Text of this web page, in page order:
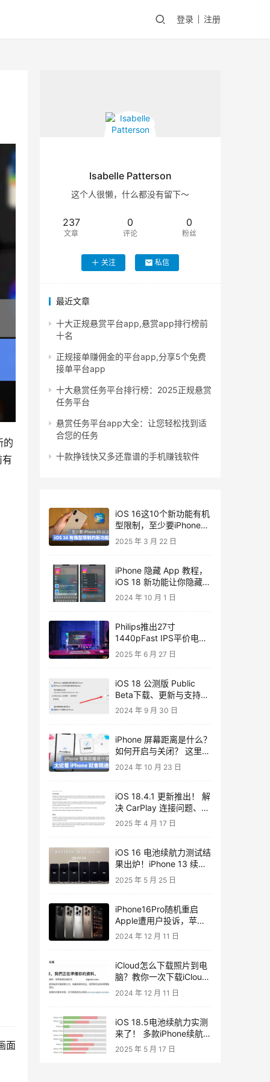
登录 注册
的
面
Isabelle Patterson
这个人很懒，什么都没有留下～
237
文章
0
评论
0
粉丝
关注 私信
最近文章
十大正规悬赏平台app,悬赏app排行榜前
十名
正规接单赚佣金的平台app,分享5个免费
接单平台app
十大悬赏任务平台排行榜：2025正规悬赏
任务平台
悬赏任务平台app大全：让您轻松找到适
合您的任务
十款挣钱快又多还靠谱的手机赚钱软件
iOS 16这10个新功能有机
型限制，至少要iPhone
XS以上才能用
2025 年 3 月 22 日
iPhone 隐藏 App 教程，
iOS 18 新功能让你隐藏与
上锁 iOS App！
2024 年 10 月 1 日
Philips推出27寸
1440pFast IPS平价电竞
屏幕Evnia
27M2N3501PA
2025 年 6 月 27 日
iOS 18 公测版 Public
Beta下载、更新与支持机
型一次看
2024 年 9 月 30 日
iPhone 屏幕距离是什么？
如何开启与关闭？ 这里告
诉你
2024 年 10 月 23 日
iOS 18.4.1 更新推出！ 解
决 CarPlay 连接问题、2
项重大漏洞修正与安全性
2025 年 4 月 17 日
iOS 16 电池续航力测试结
果出炉！iPhone 13 续航
力大增
2025 年 5 月 25 日
iPhone16Pro随机重启
Apple遭用户投诉，苹果
公司确认iOS 18.1更新将
2024 年 12 月 11 日
iCloud怎么下载照片到电
脑？教你一次下载iCloud
照片并保存原始文件
2024 年 12 月 11 日
iOS 18.5电池续航力实测
来了！ 多款iPhone续航报
告解析一次看
2025 年 5 月 17 日